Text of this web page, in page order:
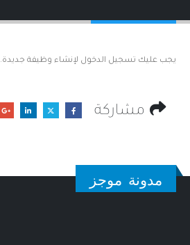
يجب عليك تسجيل الدخول لإنشاء وظيفة جديدة.
مشاركة
مدونة موجز